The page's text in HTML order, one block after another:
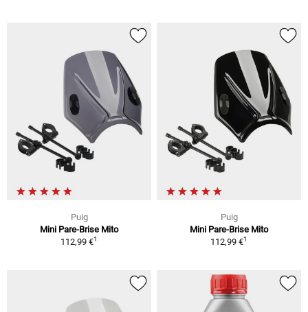
Puig
Mini Pare-Brise Mito
112,99 €1
Puig
Mini Pare-Brise Mito
112,99 €1